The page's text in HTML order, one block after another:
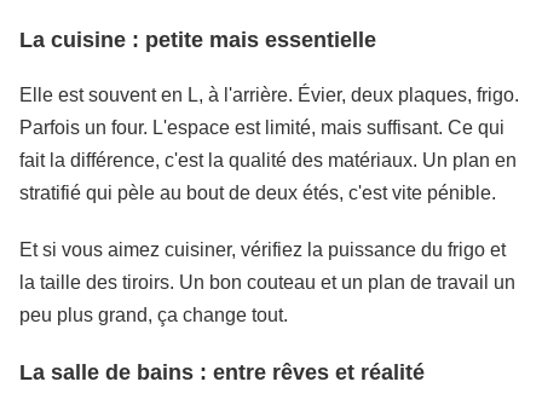
La cuisine : petite mais essentielle
Elle est souvent en L, à l'arrière. Évier, deux plaques, frigo.
Parfois un four. L'espace est limité, mais suffisant. Ce qui
fait la différence, c'est la qualité des matériaux. Un plan en
stratifié qui pèle au bout de deux étés, c'est vite pénible.
Et si vous aimez cuisiner, vérifiez la puissance du frigo et
la taille des tiroirs. Un bon couteau et un plan de travail un
peu plus grand, ça change tout.
La salle de bains : entre rêves et réalité